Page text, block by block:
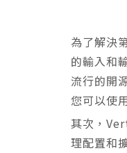
為了解決
的輸入和
流行的開
您可以使
其次，
理配置和